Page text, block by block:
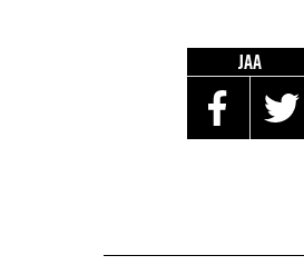
JAA